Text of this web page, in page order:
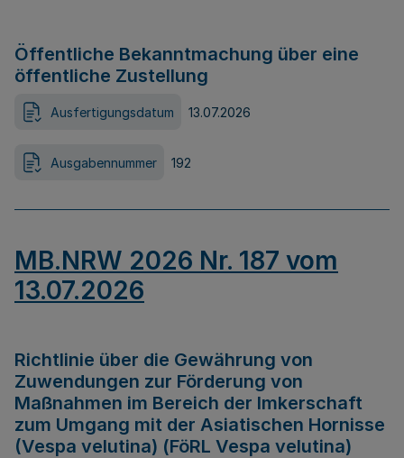
Öffentliche Bekanntmachung über eine
öffentliche Zustellung
Ausfertigungsdatum 13.07.2026
Ausgabennummer 192
MB.NRW 2026 Nr. 187 vom
13.07.2026
Richtlinie über die Gewährung von
Zuwendungen zur Förderung von
Maßnahmen im Bereich der Imkerschaft
zum Umgang mit der Asiatischen Hornisse
(Vespa velutina) (FöRL Vespa velutina)